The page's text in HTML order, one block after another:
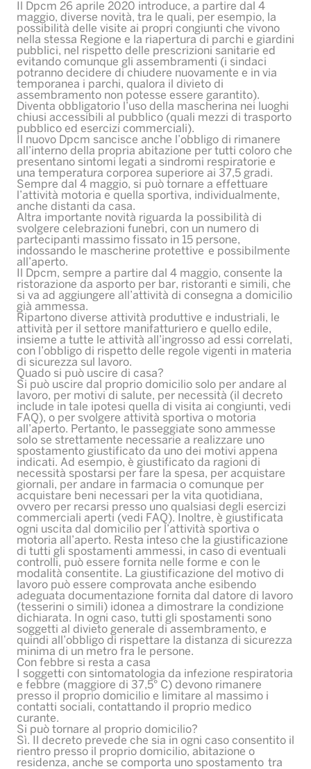
Il Dpcm 26 aprile 2020 introduce, a partire dal 4
maggio, diverse novità, tra le quali, per esempio, la
possibilità delle visite ai propri congiunti che vivono
nella stessa Regione e la riapertura di parchi e giardini
pubblici, nel rispetto delle prescrizioni sanitarie ed
evitando comunque gli assembramenti (i sindaci
potranno decidere di chiudere nuovamente e in via
temporanea i parchi, qualora il divieto di
assembramento non potesse essere garantito).
Diventa obbligatorio l’uso della mascherina nei luoghi
chiusi accessibili al pubblico (quali mezzi di trasporto
pubblico ed esercizi commerciali).
Il nuovo Dpcm sancisce anche l’obbligo di rimanere
all’interno della propria abitazione per tutti coloro che
presentano sintomi legati a sindromi respiratorie e
una temperatura corporea superiore ai 37,5 gradi.
Sempre dal 4 maggio, si può tornare a effettuare
l’attività motoria e quella sportiva, individualmente,
anche distanti da casa.
Altra importante novità riguarda la possibilità di
svolgere celebrazioni funebri, con un numero di
partecipanti massimo fissato in 15 persone,
indossando le mascherine protettive e possibilmente
all’aperto.
Il Dpcm, sempre a partire dal 4 maggio, consente la
ristorazione da asporto per bar, ristoranti e simili, che
si va ad aggiungere all’attività di consegna a domicilio
già ammessa.
Ripartono diverse attività produttive e industriali, le
attività per il settore manifatturiero e quello edile,
insieme a tutte le attività all’ingrosso ad essi correlati,
con l’obbligo di rispetto delle regole vigenti in materia
di sicurezza sul lavoro.
Quado si può uscire di casa?
Si può uscire dal proprio domicilio solo per andare al
lavoro, per motivi di salute, per necessità (il decreto
include in tale ipotesi quella di visita ai congiunti, vedi
FAQ), o per svolgere attività sportiva o motoria
all’aperto. Pertanto, le passeggiate sono ammesse
solo se strettamente necessarie a realizzare uno
spostamento giustificato da uno dei motivi appena
indicati. Ad esempio, è giustificato da ragioni di
necessità spostarsi per fare la spesa, per acquistare
giornali, per andare in farmacia o comunque per
acquistare beni necessari per la vita quotidiana,
ovvero per recarsi presso uno qualsiasi degli esercizi
commerciali aperti (vedi FAQ). Inoltre, è giustificata
ogni uscita dal domicilio per l’attività sportiva o
motoria all’aperto. Resta inteso che la giustificazione
di tutti gli spostamenti ammessi, in caso di eventuali
controlli, può essere fornita nelle forme e con le
modalità consentite. La giustificazione del motivo di
lavoro può essere comprovata anche esibendo
adeguata documentazione fornita dal datore di lavoro
(tesserini o simili) idonea a dimostrare la condizione
dichiarata. In ogni caso, tutti gli spostamenti sono
soggetti al divieto generale di assembramento, e
quindi all’obbligo di rispettare la distanza di sicurezza
minima di un metro fra le persone.
Con febbre si resta a casa
I soggetti con sintomatologia da infezione respiratoria
e febbre (maggiore di 37,5° C) devono rimanere
presso il proprio domicilio e limitare al massimo i
contatti sociali, contattando il proprio medico
curante.
Si può tornare al proprio domicilio?
Sì. Il decreto prevede che sia in ogni caso consentito il
rientro presso il proprio domicilio, abitazione o
residenza, anche se comporta uno spostamento tra